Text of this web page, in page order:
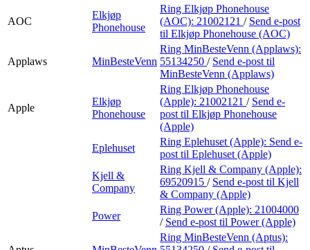
AOC
Elkjøp
Phonehouse
Ring Elkjøp Phonehouse
(AOC): 21002121 / Send e-post
til Elkjøp Phonehouse (AOC)
Applaws MinBesteVenn
Ring MinBesteVenn (Applaws):
55134250 / Send e-post til
MinBesteVenn (Applaws)
Apple
Elkjøp
Phonehouse
Ring Elkjøp Phonehouse
(Apple): 21002121 / Send e-
post til Elkjøp Phonehouse
(Apple)
Eplehuset
Ring Eplehuset (Apple): Send e-
post til Eplehuset (Apple)
Kjell &
Company
Ring Kjell & Company (Apple):
69520915 / Send e-post til Kjell
& Company (Apple)
Power
Ring Power (Apple): 21004000
/ Send e-post til Power (Apple)
Ring MinBesteVenn (Aptus):